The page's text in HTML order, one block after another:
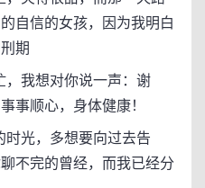
自信的女孩，因为我明白
期
我想对你说一声：谢
事顺心，身体健康！
光，多想要向过去告
不完的曾经，而我已经分